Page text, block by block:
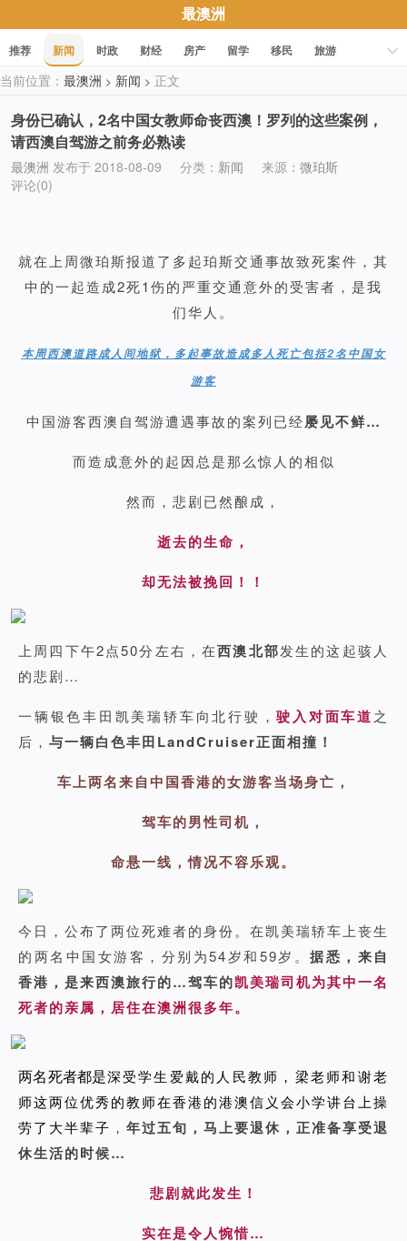
最澳洲
推荐 新闻 时政 财经 房产 留学 移民
旅游
科技
职场 美食 文化
当前位置： 最澳洲 > 新闻 > 正文
身份已确认，2名中国女教师命丧西澳！罗列的这些案例，
请西澳自驾游之前务必熟读
最澳洲 发布于 2018-08-09 分类： 新闻 来源： 微珀斯
评论(0)
就在上周微珀斯报道了多起珀斯交通事故致死案件，其
中的一起造成2死1伤的严重交通意外的受害者，是我
们华人。
本周西澳道路成人间地狱，多起事故造成多人死亡包括2名中国女
游客
中国游客西澳自驾游遭遇事故的案列已经屡见不鲜…
而造成意外的起因总是那么惊人的相似
然而，悲剧已然酿成，
逝去的生命，
却无法被挽回！！
上周四下午2点50分左右，在西澳北部发生的这起骇人
的悲剧…
一辆银色丰田凯美瑞轿车向北行驶，驶入对面车道之
后， 与一辆白色丰田LandCruiser正面相撞！
车上两名来自中国香港的女游客当场身亡，
驾车的男性司机，
命悬一线，情况不容乐观。
今日，公布了两位死难者的身份。在凯美瑞轿车上丧生
的两名中国女游客，分别为54岁和59岁。 据悉，来自
香港，是来西澳旅行的…驾车的凯美瑞司机为其中一名
死者的亲属，居住在澳洲很多年。
两名死者都是深受学生爱戴的人民教师，梁老师和谢老
师这两位优秀的教师在香港的港澳信义会小学讲台上操
劳了大半辈子 ， 年过五旬，马上要退休，正准备享受退
休生活的时候…
悲剧就此发生！
实在是令人惋惜…